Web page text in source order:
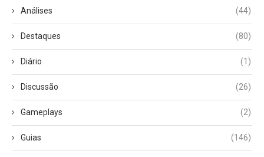
Análises (44)
Destaques (80)
Diário (1)
Discussão (26)
Gameplays (2)
Guias (146)